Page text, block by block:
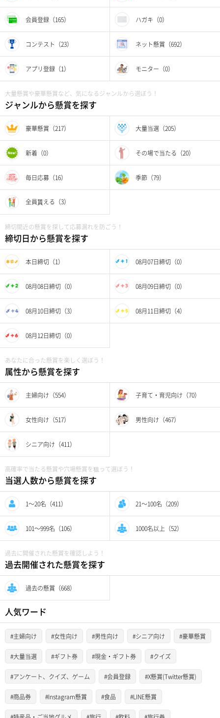
会員登録（165） ハガキ（0）
コンテスト（23） ネット懸賞（692）
アプリ登録（1） モニター（0）
大量懸賞や豪華懸賞など、気になるジャンルから選ぼう！
ジャンルから懸賞を探す
豪華懸賞（217） 大量当選（205）
新着（0） その場で当たる（20）
毎日応募（16） 季節（79）
全員貰える（3）
締切間近の懸賞を探して応募漏れを防ごう！
締切日から懸賞を探す
本日締切（1） 08月07日締切（0）
08月08日締切（0） 08月09日締切（0）
08月10日締切（3） 08月11日締切（4）
08月12日締切（0）
あなたに合った懸賞を楽しく選ぼう！
属性から懸賞を探す
主婦向け（554） 子育て・育児向け（70）
女性向け（517） 男性向け（467）
シニア向け（411）
高確率で当たる懸賞や穴場懸賞を狙って選ぼう！
当選人数から懸賞を探す
1〜20名（411） 21〜100名（209）
101〜999名（106） 1000名以上（52）
過去に開催された懸賞を確認しよう！
過去開催された懸賞を探す
過去の懸賞（668）
人気ワード
#主婦向け #女性向け #男性向け #シニア向け #豪華懸賞
#大量当選 #ギフト券 #現金・ギフト券 #クイズ
#アンケート、クイズ、ゲーム #会員登録 #X懸賞(Twitter懸賞)
#商品券 #Instagram懸賞 #食品 #LINE懸賞